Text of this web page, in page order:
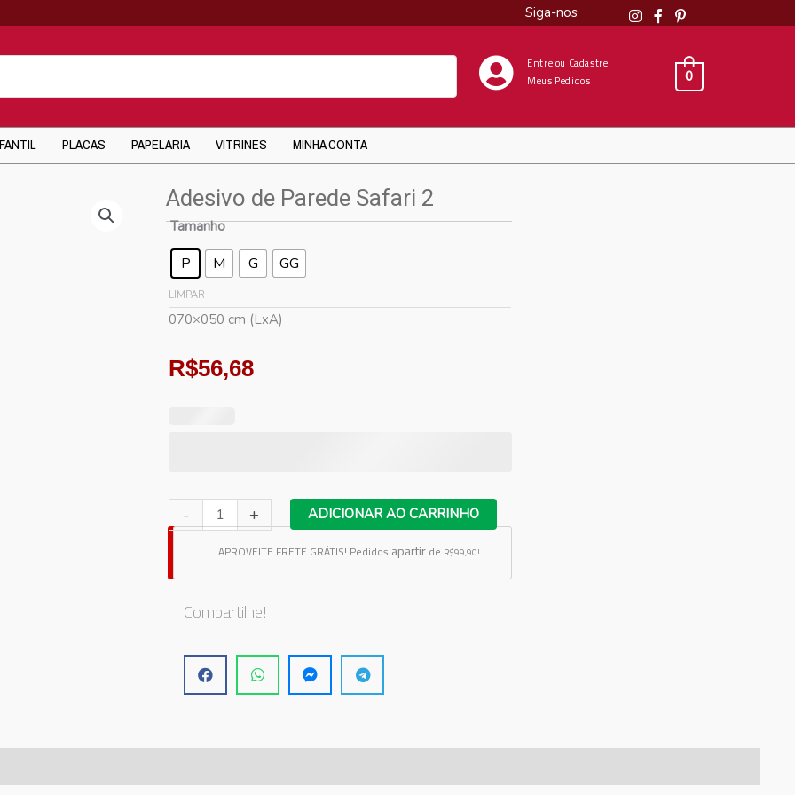
Siga-nos
Entre ou Cadastre
Meus Pedidos
0
PLACAS PAPELARIA VITRINES MINHA CONTA
Adesivo de Parede Safari 2
Tamanho
P M G GG
LIMPAR
070×050 cm (LxA)
R$56,68
-
Adesivo
de
Safari
+ ADICIONAR AO CARRINHO
APROVEITE FRETE GRÁTIS! Pedidos apartirde R$99,90!
Compartilhe!